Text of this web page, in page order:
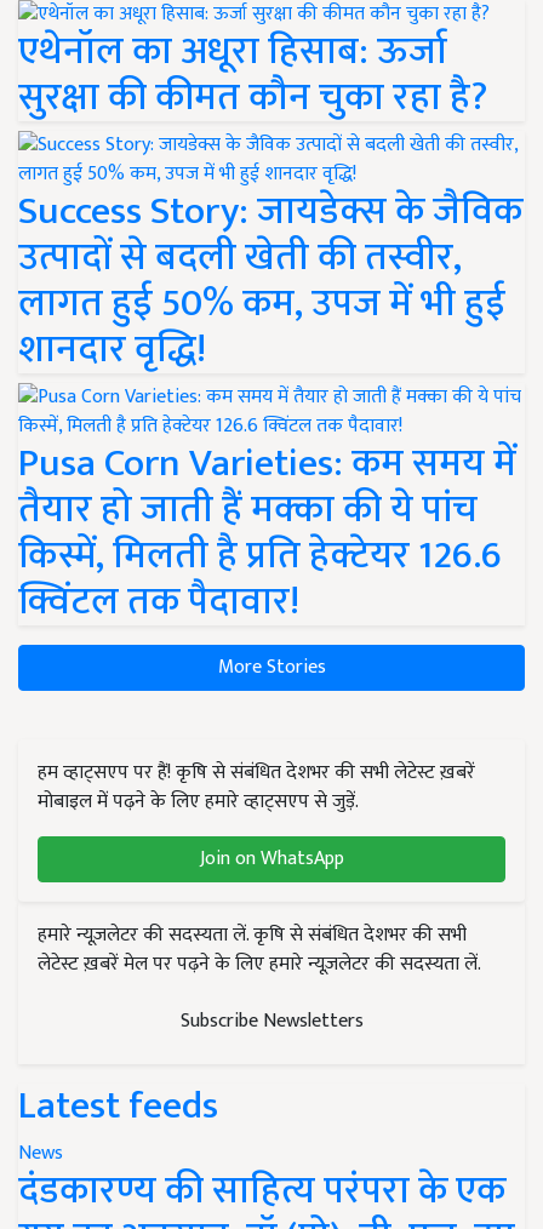
एथेनॉल का अधूरा हिसाब: ऊर्जा
सुरक्षा की कीमत कौन चुका रहा है?
Success Story: जायडेक्स के जैविक
उत्पादों से बदली खेती की तस्वीर,
लागत हुई 50% कम, उपज में भी हुई
शानदार वृद्धि!
Pusa Corn Varieties: कम समय में
तैयार हो जाती हैं मक्का की ये पांच
किस्में, मिलती है प्रति हेक्टेयर 126.6
क्विंटल तक पैदावार!
More Stories
हम व्हाट्सएप पर हैं! कृषि से संबंधित देशभर की सभी लेटेस्ट ख़बरें
मोबाइल में पढ़ने के लिए हमारे व्हाट्सएप से जुड़ें.
Join on WhatsApp
हमारे न्यूज़लेटर की सदस्यता लें. कृषि से संबंधित देशभर की सभी
लेटेस्ट ख़बरें मेल पर पढ़ने के लिए हमारे न्यूज़लेटर की सदस्यता लें.
Subscribe Newsletters
Latest feeds
News
दंडकारण्य की साहित्य परंपरा के एक